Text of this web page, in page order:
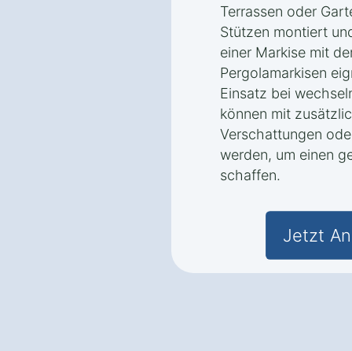
Terrassen oder
Stützen montiert
einer Markise mit
Pergolamarkisen
Einsatz bei
können mit
Verschattungen
werden, um einen
schaffen.
Jetzt